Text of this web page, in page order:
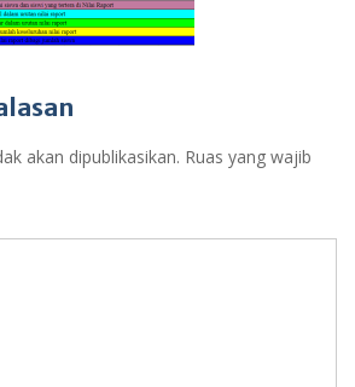
akan dipublikasikan. Ruas yang wajib